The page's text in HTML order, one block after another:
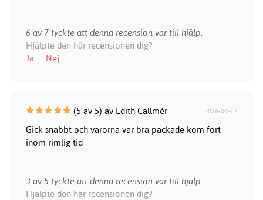
6 av 7 tyckte att denna recension var till hjälp.
Hjälpte den här recensionen dig?
Ja
Nej
(5 av 5) av Edith Callmér 2026-04-17
Gick snabbt och varorna var bra packade kom fort
inom rimlig tid
3 av 5 tyckte att denna recension var till hjälp.
Hjälpte den här recensionen dig?